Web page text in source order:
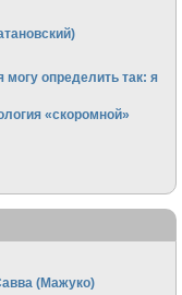
опpеделить так: я
«скоромной»
(Мажуко)